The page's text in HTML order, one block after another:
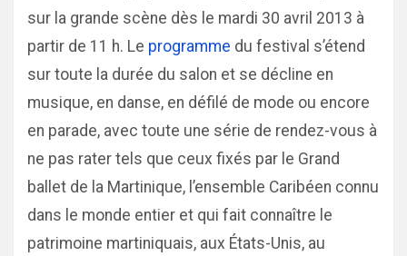
sur la grande scène dès le mardi 30 avril 2013 à
partir de 11 h. Le programme du festival s’étend
sur toute la durée du salon et se décline en
musique, en danse, en défilé de mode ou encore
en parade, avec toute une série de rendez-vous à
ne pas rater tels que ceux fixés par le Grand
ballet de la Martinique, l’ensemble Caribéen connu
dans le monde entier et qui fait connaître le
patrimoine martiniquais, aux États-Unis, au